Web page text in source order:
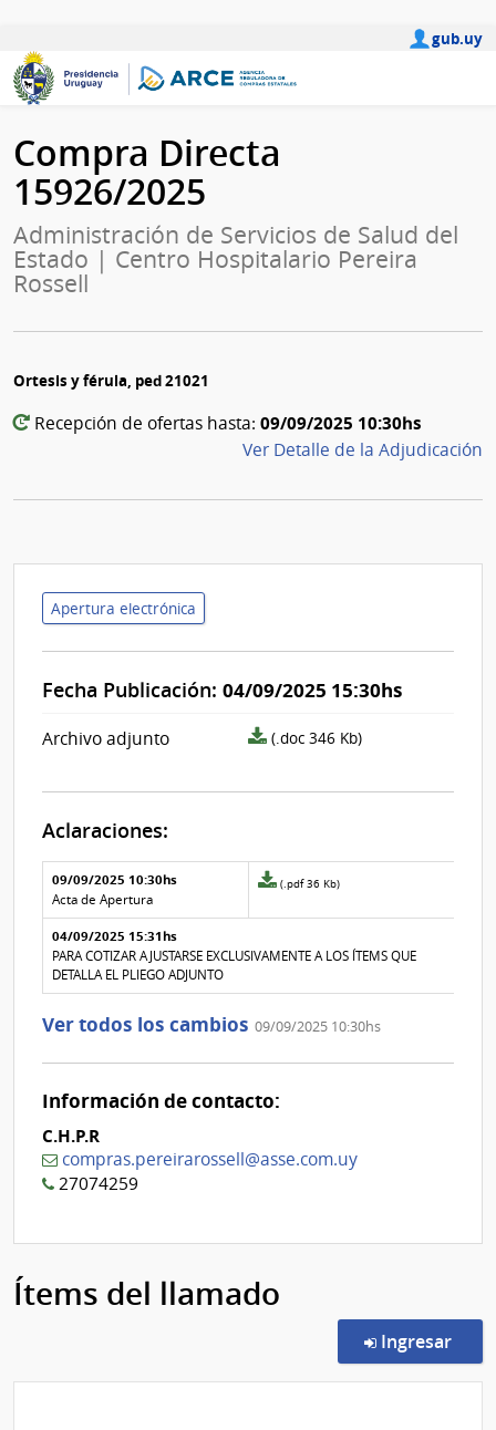
gub.uy
Compra Directa
15926/2025
Administración de Servicios de Salud del
Estado | Centro Hospitalario Pereira
Rossell
Ortesis y férula, ped 21021
Recepción de ofertas hasta: 09/09/2025 10:30hs
Ver Detalle de la Adjudicación
Apertura electrónica
Fecha Publicación: 04/09/2025 15:30hs
Archivo adjunto
archivo
(.doc 346 Kb)
Aclaraciones:
Aclaraciones del llamado
Fecha y
texto de
la
aclaración
Archivo
de la
aclaración
09/09/2025 10:30hs
Acta de Apertura
Archivo
de
aclaración
1
(.pdf 36 Kb)
04/09/2025 15:31hs
PARA COTIZAR AJUSTARSE EXCLUSIVAMENTE A LOS ÍTEMS QUE
DETALLA EL PLIEGO ADJUNTO
Ver todos los cambios 09/09/2025 10:30hs
Información de contacto:
C.H.P.R
compras.pereirarossell@asse.com.uy
27074259
Ítems del llamado
Ingresar